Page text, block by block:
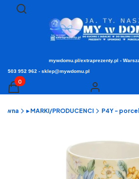
Otwórz wyszukiwarkę
Szukaj
mywdomu.pl/extraprezenty.pl -
503 952 962 - sklep@mywdomu.pl
Produkty w koszyku: 0. Zobacz
Koszyk Zaloguj się
▸ MARKI/PRODUCENCI P4Y -